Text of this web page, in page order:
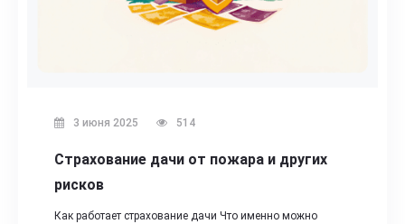
3 июня 2025 514
Страхование дачи от пожара и других
рисков
Как работает страхование дачи Что именно можно